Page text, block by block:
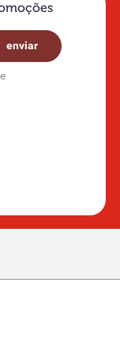
enviar